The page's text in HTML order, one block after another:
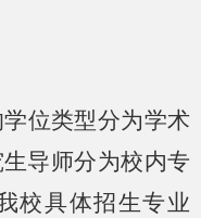
位类型分为学术
导师分为校内专
校具体招生专业